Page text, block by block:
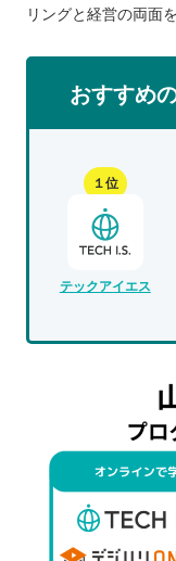
リングと経営の両面
おすすめ
１位
テックアイエス